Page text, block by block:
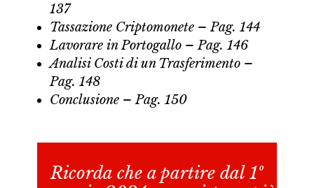
137
Tassazione Criptomonete – Pag. 144
Lavorare in Portogallo – Pag. 146
Analisi Costi di un Trasferimento –
Pag. 148
Conclusione – Pag. 150
Ricorda che a partire dal 1º